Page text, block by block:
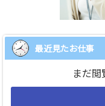
最近見たお仕事
まだ閲